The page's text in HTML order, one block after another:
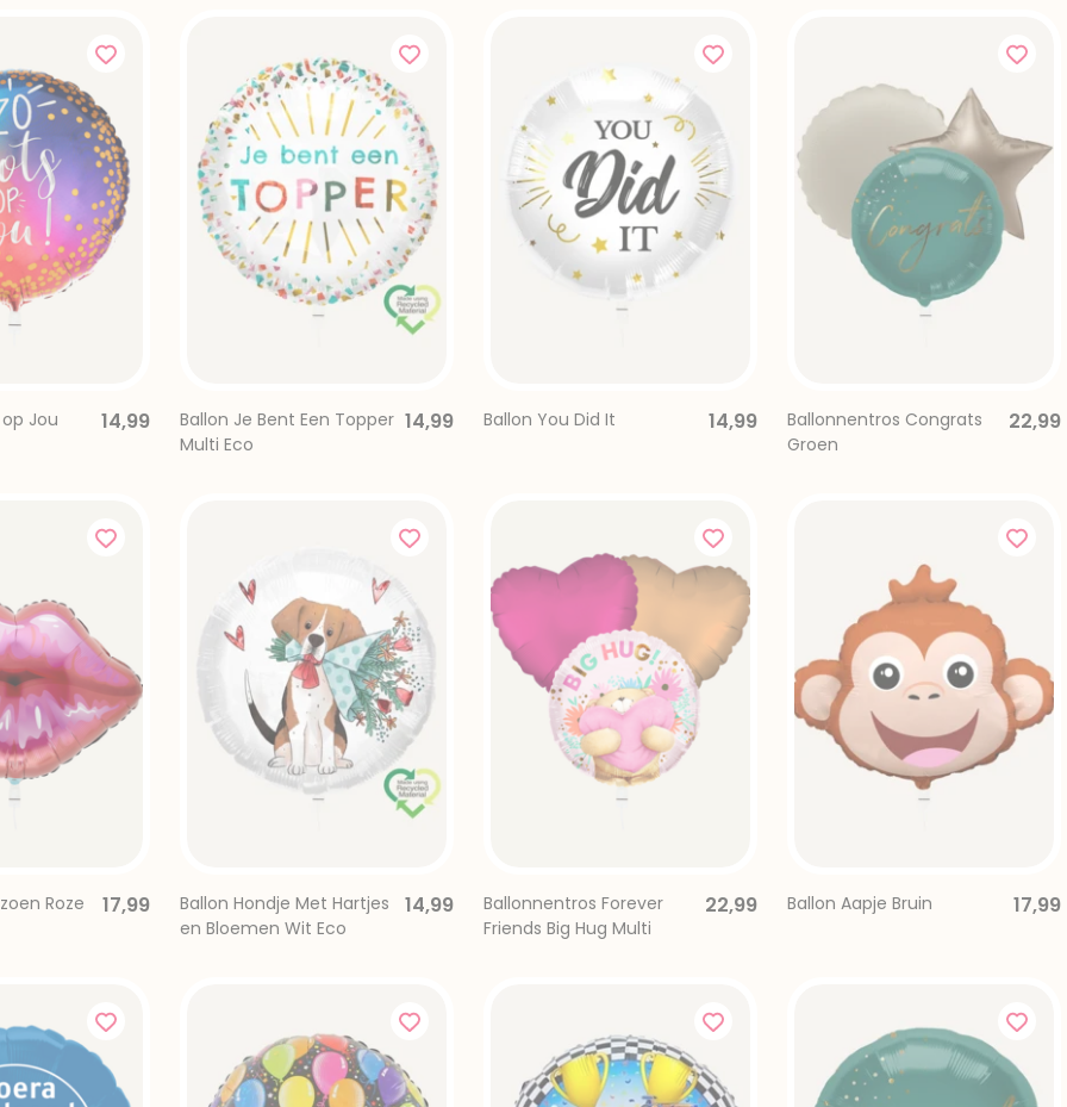
Jou
14,99
Ballon Je Bent Een Topper
Multi Eco
14,99 Ballon You Did It 14,99
Ballonnentros Congrats
Groen
22,99
Roze 17,99
Ballon Hondje Met Hartjes
en Bloemen Wit Eco
14,99
Ballonnentros Forever
Friends Big Hug Multi
22,99 Ballon Aapje Bruin 17,99